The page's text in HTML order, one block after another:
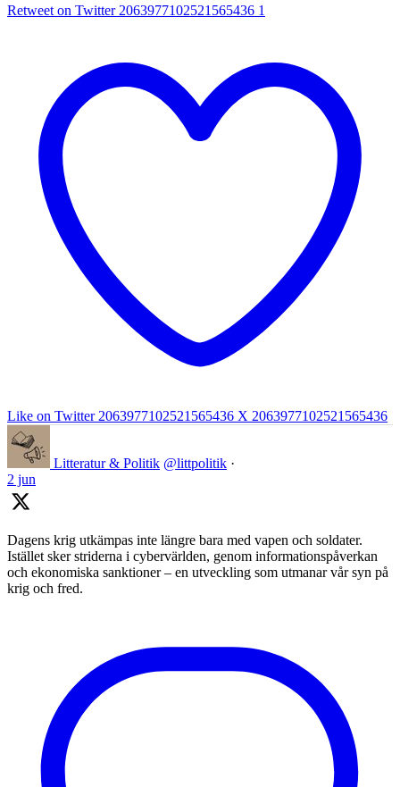
Retweet on Twitter 2063977102521565436 1
Like on Twitter 2063977102521565436 X 2063977102521565436
Litteratur & Politik @littpolitik ·
2 jun
Dagens krig utkämpas inte längre bara med vapen och soldater.
Istället sker striderna i cybervärlden, genom informationspåverkan
och ekonomiska sanktioner – en utveckling som utmanar vår syn på
krig och fred.